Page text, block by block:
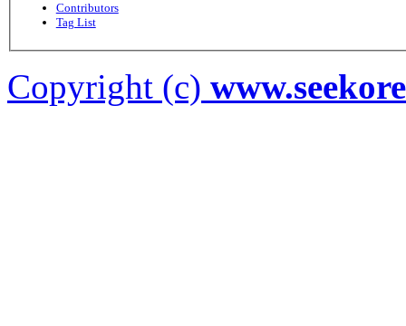
Contributors
Tag List
Copyright (c)